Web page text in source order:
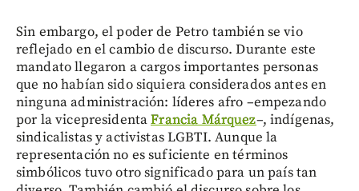
Sin embargo, el poder de Petro también se vio
reflejado en el cambio de discurso. Durante este
mandato llegaron a cargos importantes personas
que no habían sido siquiera considerados antes en
ninguna administración: líderes afro –empezando
por la vicepresidentaFrancia Márquez–, indígenas,
sindicalistas y activistas LGBTI. Aunque la
representación no es suficiente en términos
simbólicos tuvo otro significado para un país tan